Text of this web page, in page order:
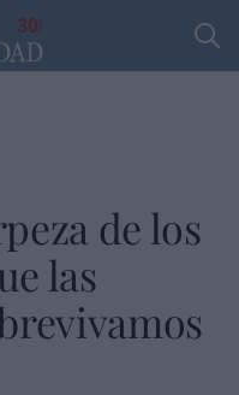
30
de los
las